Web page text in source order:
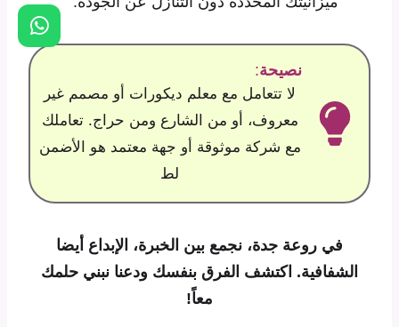
نصيحة:
لا تتعامل مع معلم ديكورات أو مصمم غير
معروف، أو من الشارع ومن حراج. تعاملك
مع شركة موثوقة أو جهة معتمد هو الأضمن
لط
في روعة جدة، نجمع بين الخبرة، الإبداع أيضا
الشفافية. اكتشف الفرق بنفسك ودعنا نبني حلمك
معاً!